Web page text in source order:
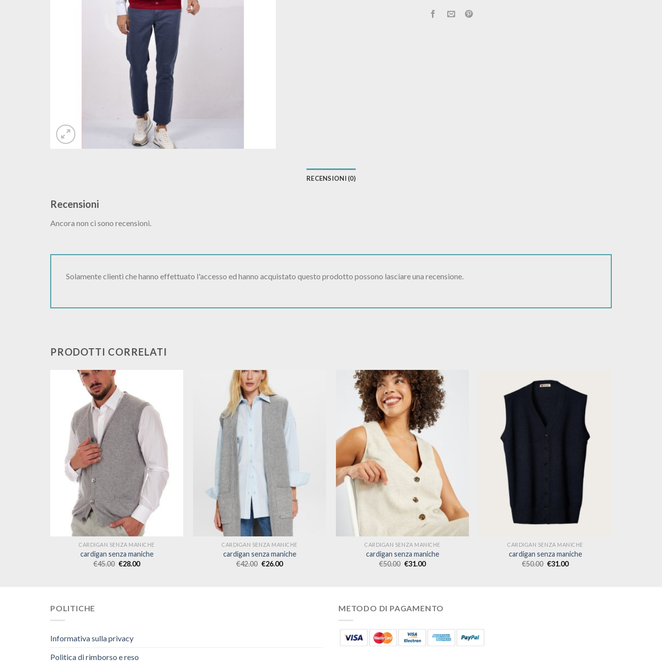
RECENSIONI (0)
Recensioni
Ancora non ci sono recensioni.
Solamente clienti che hanno effettuato l'accesso ed hanno acquistato questo prodotto possono lasciare una recensione.
PRODOTTI CORRELATI
CARDIGAN SENZA MANICHE
cardigan senza maniche
€45.00 €28.00
CARDIGAN SENZA MANICHE
cardigan senza maniche
€42.00 €26.00
CARDIGAN SENZA MANICHE
cardigan senza maniche
€50.00 €31.00
CARDIGAN SENZA MANICHE
cardigan senza maniche
€50.00 €31.00
POLITICHE
Informativa sulla privacy
Politica di rimborso e reso
METODO DI PAGAMENTO